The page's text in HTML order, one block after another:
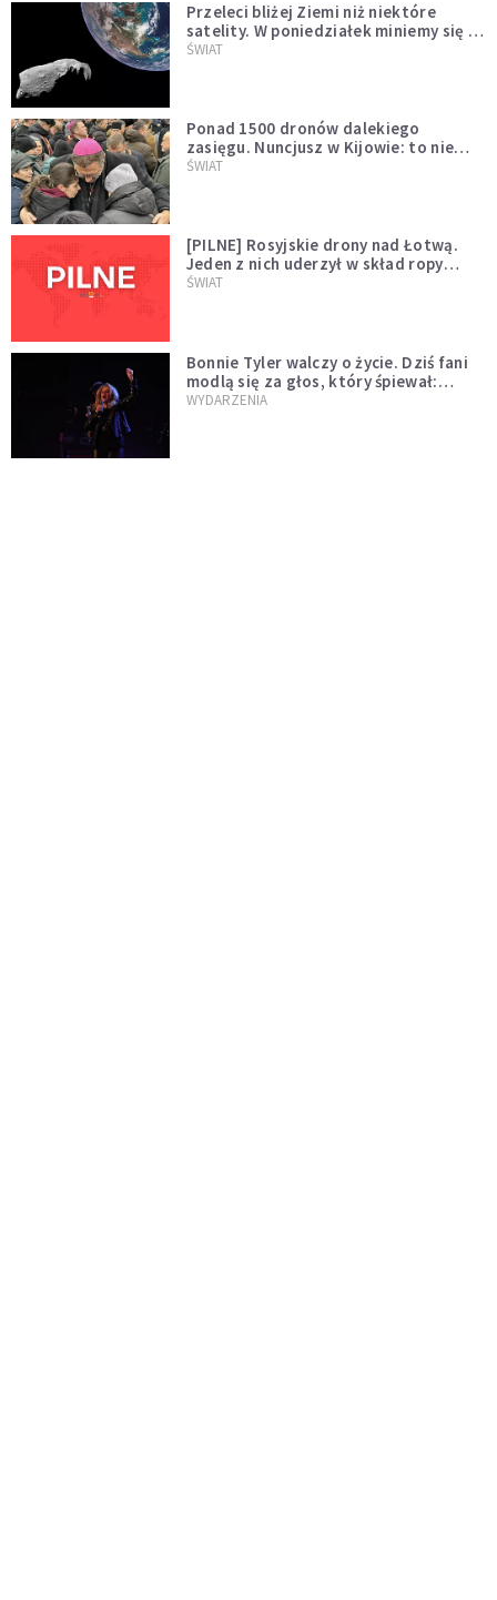
Przeleci bliżej Ziemi niż niektóre
satelity. W poniedziałek miniemy się z
asteroidą, która poprzedzi znacznie
ŚWIAT
Ponad 1500 dronów dalekiego
zasięgu. Nuncjusz w Kijowie: to nie
wygląda na wolę zakończenia wojny
ŚWIAT
[PILNE] Rosyjskie drony nad Łotwą.
Jeden z nich uderzył w skład ropy
naftowej
ŚWIAT
Bonnie Tyler walczy o życie. Dziś fani
modlą się za głos, który śpiewał:
"Lord, help me"
WYDARZENIA